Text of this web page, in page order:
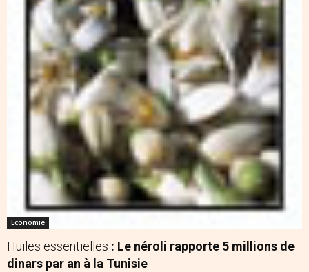
Economie
Huiles essentielles : Le néroli rapporte 5 millions de
dinars par an à la Tunisie